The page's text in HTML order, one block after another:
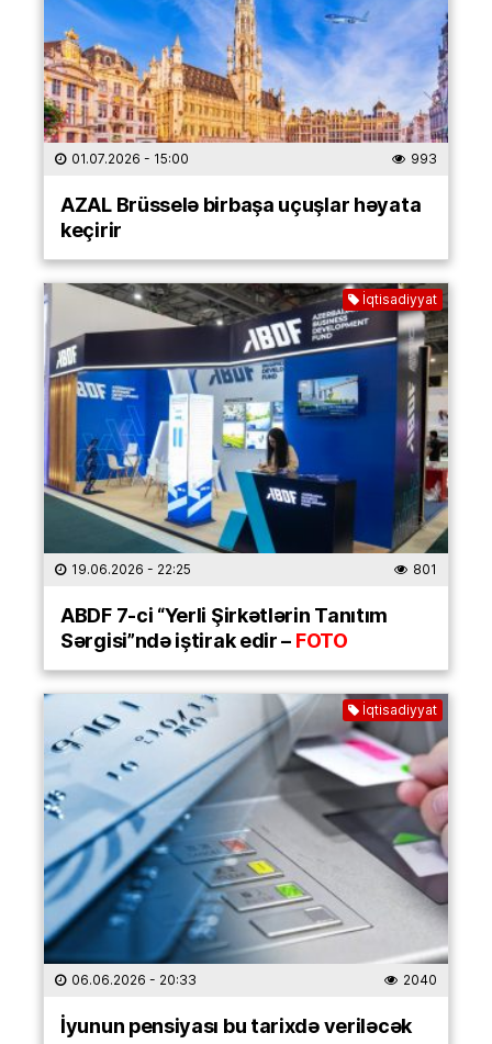
01.07.2026 - 15:00 993
AZAL Brüsselə birbaşa uçuşlar həyata
keçirir
İqtisadiyyat
19.06.2026 - 22:25 801
ABDF 7-ci “Yerli Şirkətlərin Tanıtım
Sərgisi”ndə iştirak edir –FOTO
İqtisadiyyat
06.06.2026 - 20:33 2040
İyunun pensiyası bu tarixdə veriləcək